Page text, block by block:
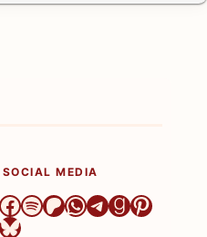
MEDIA
Spotify
Patreon
WhatsApp
Telegram